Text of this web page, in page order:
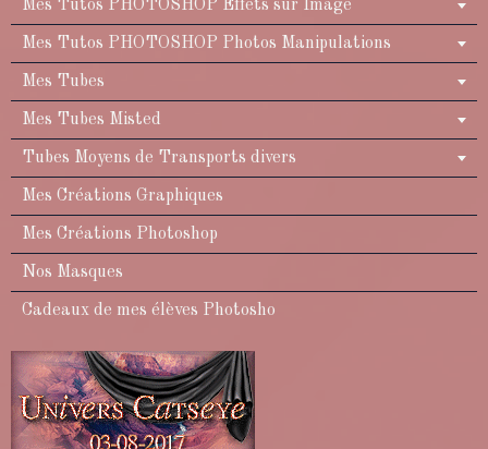
Mes Tutos PHOTOSHOP Effets sur Image
Mes Tutos PHOTOSHOP Photos Manipulations
Mes Tubes
Mes Tubes Misted
Tubes Moyens de Transports divers
Mes Créations Graphiques
Mes Créations Photoshop
Nos Masques
Cadeaux de mes élèves Photosho